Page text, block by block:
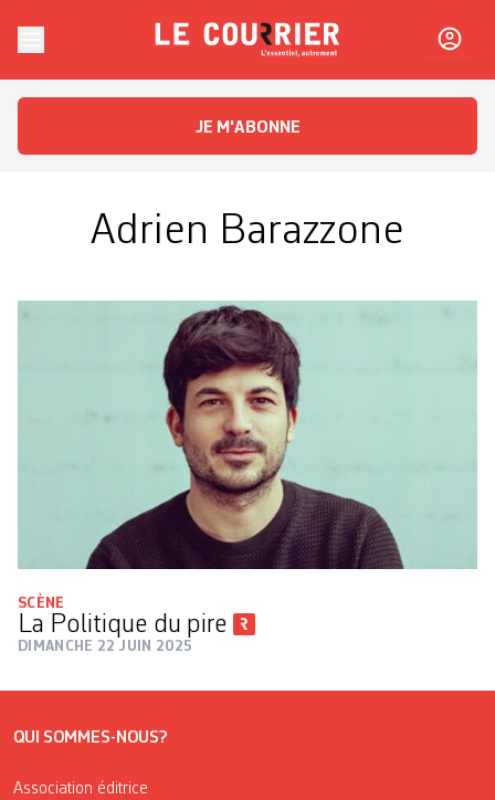
Le CourrierL'essentiel, autrement
JE M'ABONNE
Adrien Barazzone
SCÈNE
La Politique du pire
DIMANCHE 22 JUIN 2025
QUI SOMMES-NOUS?
Association éditrice